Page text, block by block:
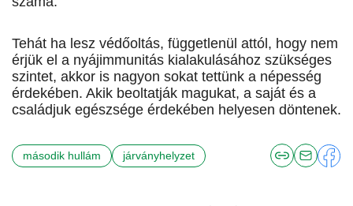
Tehát ha lesz védőoltás, függetlenül attól, hogy nem
érjük el a nyájimmunitás kialakulásához szükséges
szintet, akkor is nagyon sokat tettünk a népesség
érdekében. Akik beoltatják magukat, a saját és a
családjuk egészsége érdekében helyesen döntenek.
második hullám járványhelyzet